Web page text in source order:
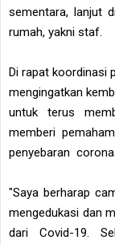
sementara, lanjut
rumah, yakni staf.
Di rapat koordinasi
mengingatkan
untuk terus
memberi
penyebaran corona.
"Saya berharap
mengedukasi dan
dari Covid-19.